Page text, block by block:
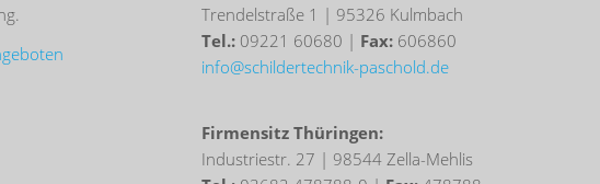
Trendelstraße 1 | 95326 Kulmbach
Tel.:09221 60680 | Fax:606860
info@schildertechnik-paschold.de
Firmensitz Thüringen:
Industriestr. 27 | 98544 Zella-Mehlis